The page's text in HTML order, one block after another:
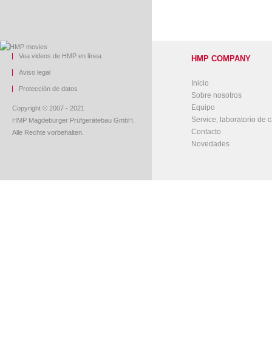
Vea videos de HMP en línea
Aviso legal
Protección de datos
Copyright © 2007 - 2021
HMP Magdeburger Prüfgerätebau GmbH.
Alle Rechte vorbehalten.
HMP COMPANY
Inicio
Sobre nosotros
Equipo
Service, laboratorio de
Contacto
Novedades